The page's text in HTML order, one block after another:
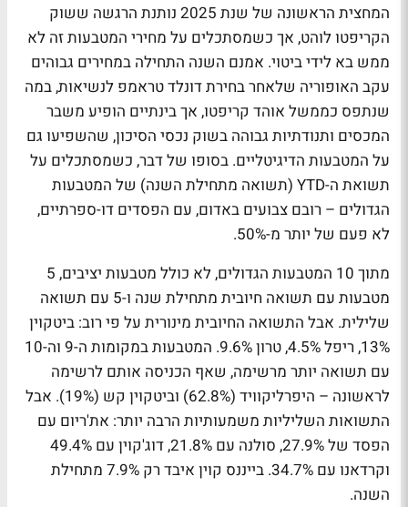
המחצית הראשונה של שנת 2025 נותנת הרגשה ששוק
הקריפטו לוהט, אך כשמסתכלים על מחירי המטבעות זה לא
ממש בא לידי ביטוי. אמנם השנה התחילה במחירים גבוהים
עקב האופוריה שלאחר בחירת דונלד טראמפ לנשיאות, במה
שנתפס כממשל אוהד קריפטו, אך בינתיים הופיע משבר
המכסים ותנודתיות גבוהה בשוק נכסי הסיכון, שהשפיעו גם
על המטבעות הדיגיטליים. בסופו של דבר, כשמסתכלים על
תשואת ה-YTD (תשואה מתחילת השנה) של המטבעות
הגדולים – רובם צבועים באדום, עם הפסדים דו-ספרתיים,
לא פעם של יותר מ-50%.
מתוך 10 המטבעות הגדולים, לא כולל מטבעות יציבים, 5
מטבעות עם תשואה חיובית מתחילת שנה ו-5 עם תשואה
שלילית. אבל התשואה החיובית מינורית על פי רוב: ביטקוין
13%, ריפל 4.5%, טרון 9.6%. המטבעות במקומות ה-9 וה-10
עם תשואה יותר מרשימה, שאף הכניסה אותם לרשימה
לראשונה – היפרליקוויד (62.8%) וביטקוין קש (19%). אבל
התשואות השליליות משמעותיות הרבה יותר: את'ריום עם
הפסד של 27.9%, סולנה עם 21.8%, דוג'קוין עם 49.4%
וקרדאנו עם 34.7%. בייננס קוין איבד רק 7.9% מתחילת
השנה.